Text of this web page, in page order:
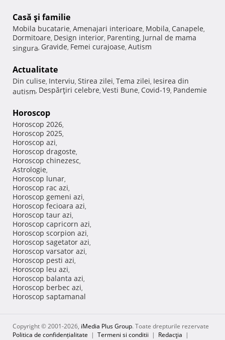
Casă şi familie
Mobila bucatarie, Amenajari interioare, Mobila, Canapele,
Dormitoare, Design interior, Parenting, Jurnal de mama
singura, Gravide, Femei curajoase, Autism
Actualitate
Din culise, Interviu, Stirea zilei, Tema zilei, Iesirea din
autism, Despărţiri celebre, Vesti Bune, Covid-19, Pandemie
Horoscop
Horoscop 2026,
Horoscop 2025,
Horoscop azi,
Horoscop dragoste,
Horoscop chinezesc,
Astrologie,
Horoscop lunar,
Horoscop rac azi,
Horoscop gemeni azi,
Horoscop fecioara azi,
Horoscop taur azi,
Horoscop capricorn azi,
Horoscop scorpion azi,
Horoscop sagetator azi,
Horoscop varsator azi,
Horoscop pesti azi,
Horoscop leu azi,
Horoscop balanta azi,
Horoscop berbec azi,
Horoscop saptamanal
Copyright © 2001-2026, iMedia Plus Group. Toate drepturile rezervate
Politica de confidențialitate | Termeni si conditii | Redacţia |